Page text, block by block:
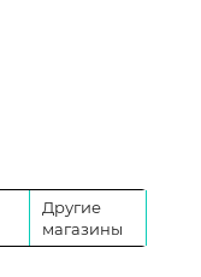
Другие
магазины